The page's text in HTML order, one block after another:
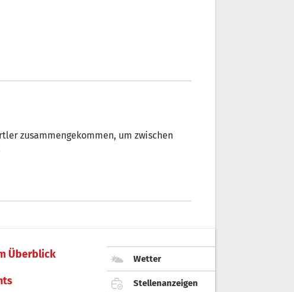
zusammengekommen, um zwischen
Überblick Wetter
Stellenanzeigen